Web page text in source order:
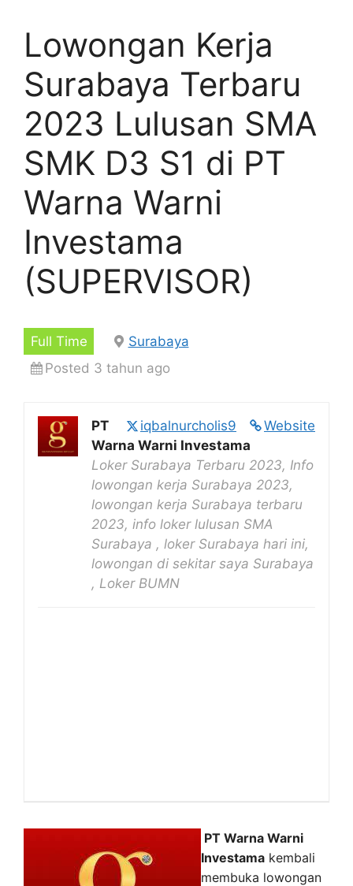
Lowongan Kerja
Surabaya Terbaru
2023 Lulusan SMA
SMK D3 S1 di PT
Warna Warni
Investama
(SUPERVISOR)
Full Time
Surabaya
Posted 3 tahun ago
Website
iqbalnurcholis9
PT
Warna Warni Investama
Loker Surabaya Terbaru 2023, Info
lowongan kerja Surabaya 2023,
lowongan kerja Surabaya terbaru
2023, info loker lulusan SMA
Surabaya , loker Surabaya hari ini,
lowongan di sekitar saya Surabaya
, Loker BUMN
PT Warna Warni
Investama kembali
membuka lowongan